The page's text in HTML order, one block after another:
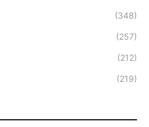
(348)
(257)
(212)
(219)